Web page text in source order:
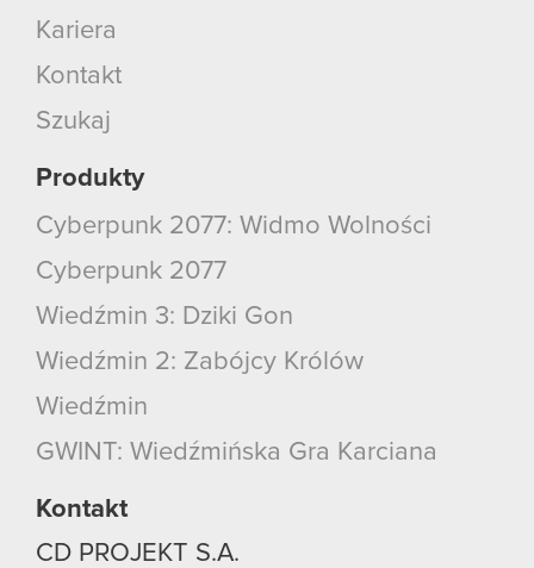
Kariera
Kontakt
Szukaj
Produkty
Cyberpunk 2077: Widmo Wolności
Cyberpunk 2077
Wiedźmin 3: Dziki Gon
Wiedźmin 2: Zabójcy Królów
Wiedźmin
GWINT: Wiedźmińska Gra Karciana
Kontakt
CD PROJEKT S.A.